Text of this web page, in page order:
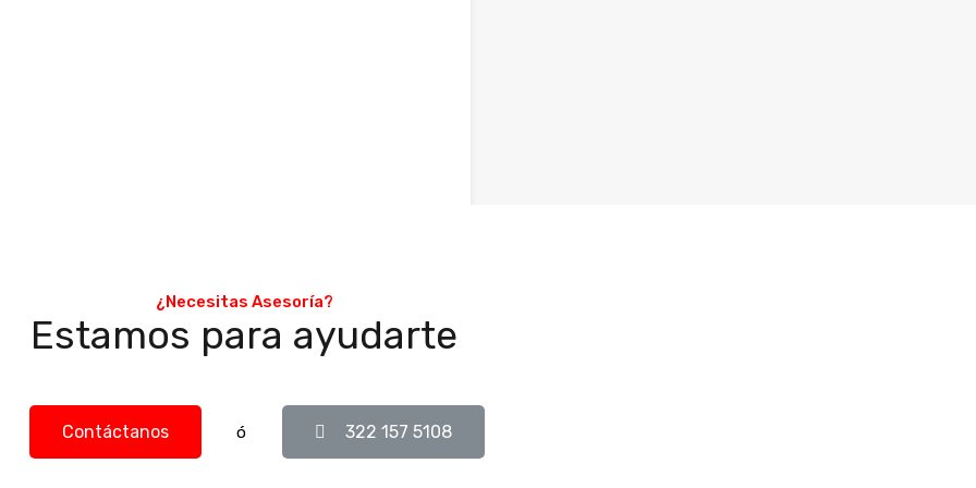
¿Necesitas Asesoría?
Estamos para ayudarte
Contáctanos ó 322 157 5108